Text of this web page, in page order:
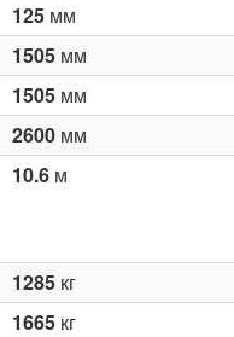
125мм
1505мм
1505мм
2600мм
10.6м
1285кг
1665кг